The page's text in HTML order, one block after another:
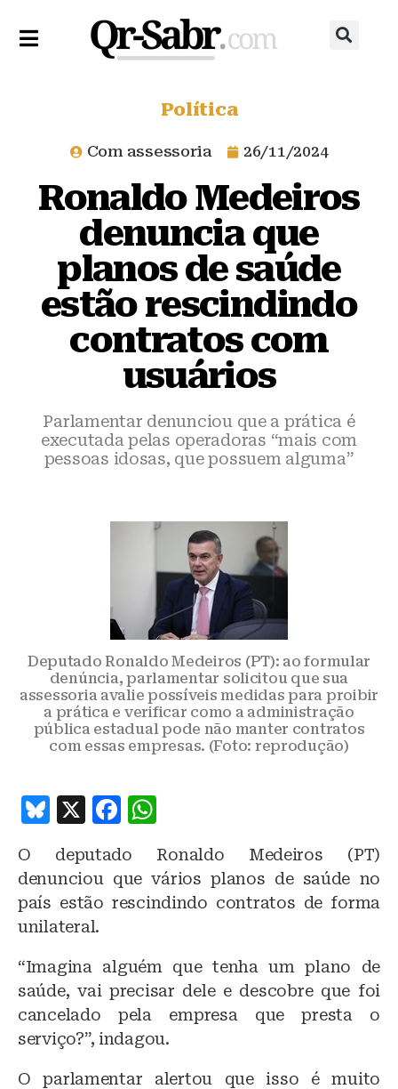
Política
Com assessoria 26/11/2024
Ronaldo Medeiros
denuncia que
planos de saúde
estão rescindindo
contratos com
usuários
Parlamentar denunciou que a prática é
executada pelas operadoras “mais com
pessoas idosas, que possuem alguma”
Deputado Ronaldo Medeiros (PT): ao formular
denúncia, parlamentar solicitou que sua
assessoria avalie possíveis medidas para proibir
a prática e verificar como a administração
pública estadual pode não manter contratos
com essas empresas. (Foto: reprodução)
B
e
s
k
X
F
c
e
o
k
at
s
p
O deputado Ronaldo Medeiros (PT)
denunciou que vários planos de saúde no
país estão rescindindo contratos de forma
unilateral.
“Imagina alguém que tenha um plano de
saúde, vai precisar dele e descobre que foi
cancelado pela empresa que presta o
serviço?”, indagou.
O parlamentar alertou que isso é muito